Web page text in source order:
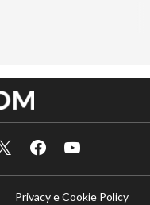
Privacy e Cookie Policy